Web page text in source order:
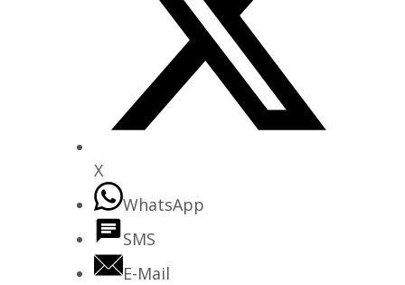
X
WhatsApp
SMS
E-Mail